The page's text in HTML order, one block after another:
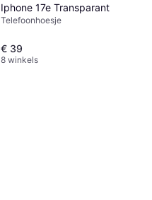
Iphone 17e Transparant
Telefoonhoesje
€ 39
8 winkels